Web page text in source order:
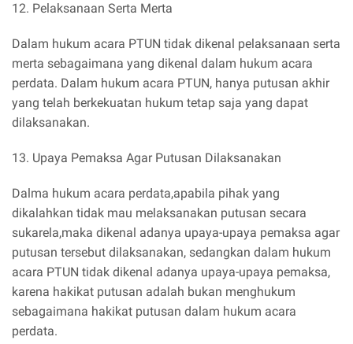
12. Pelaksanaan Serta Merta
Dalam hukum acara PTUN tidak dikenal pelaksanaan serta
merta sebagaimana yang dikenal dalam hukum acara
perdata. Dalam hukum acara PTUN, hanya putusan akhir
yang telah berkekuatan hukum tetap saja yang dapat
dilaksanakan.
13. Upaya Pemaksa Agar Putusan Dilaksanakan
Dalma hukum acara perdata,apabila pihak yang
dikalahkan tidak mau melaksanakan putusan secara
sukarela,maka dikenal adanya upaya-upaya pemaksa agar
putusan tersebut dilaksanakan, sedangkan dalam hukum
acara PTUN tidak dikenal adanya upaya-upaya pemaksa,
karena hakikat putusan adalah bukan menghukum
sebagaimana hakikat putusan dalam hukum acara
perdata.